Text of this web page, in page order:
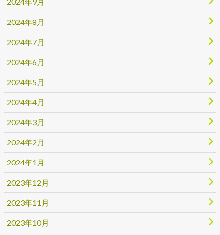
2024年8月
2024年7月
2024年6月
2024年5月
2024年4月
2024年3月
2024年2月
2024年1月
2023年12月
2023年11月
2023年10月